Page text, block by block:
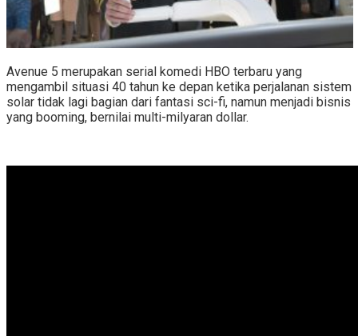
Avenue 5 merupakan serial komedi HBO terbaru yang
mengambil situasi 40 tahun ke depan ketika perjalanan sistem
solar tidak lagi bagian dari fantasi sci-fi, namun menjadi bisnis
yang booming, bernilai multi-milyaran dollar.